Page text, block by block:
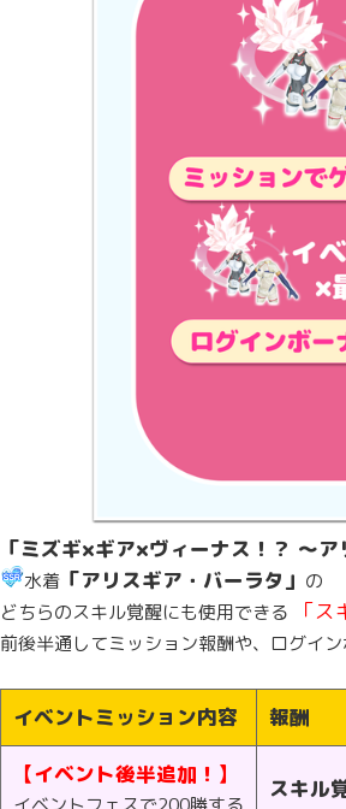
「ミズギ×ギア×ヴィーナス！？ ～
水着 「アリスギア・バーラタ」 の
どちらのスキル覚醒にも使用できる
「
前後半通してミッション報酬や、ログイ
イベントミッション内容 報酬
【イベント後半追加！】
スキル